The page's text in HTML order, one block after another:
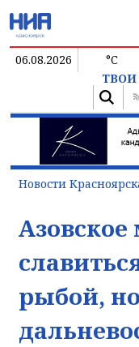
06.08.2026 °C
Новости
Азовское
рыбой,